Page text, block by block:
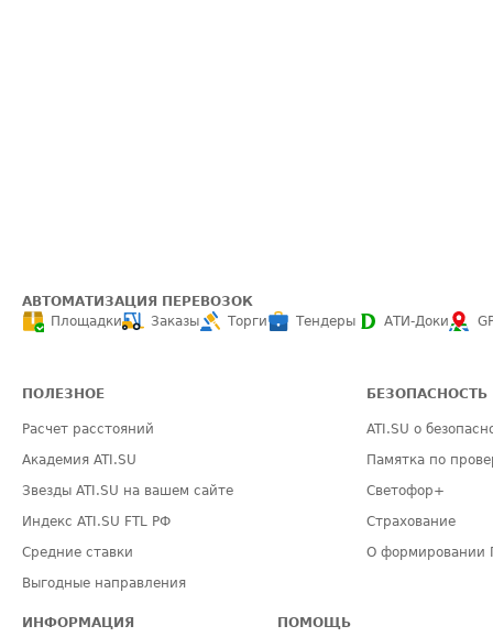
АВТОМАТИЗАЦИЯ ПЕРЕВОЗОК
Площадки
Заказы Торги Тендеры АТИ-Доки
ПОЛЕЗНОЕ
Расчет расстояний
Академия ATI.SU
Звезды ATI.SU на вашем сайте
Индекс ATI.SU FTL РФ
Средние ставки
Выгодные направления
БЕЗОПАСНОСТЬ
ATI.SU о
Памятка по
Светофор+
Страхование
О формировании
ИНФОРМАЦИЯ ПОМОЩЬ